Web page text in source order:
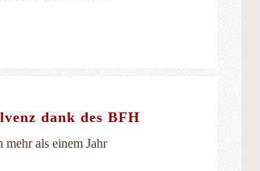
dank des BFH
als einem Jahr